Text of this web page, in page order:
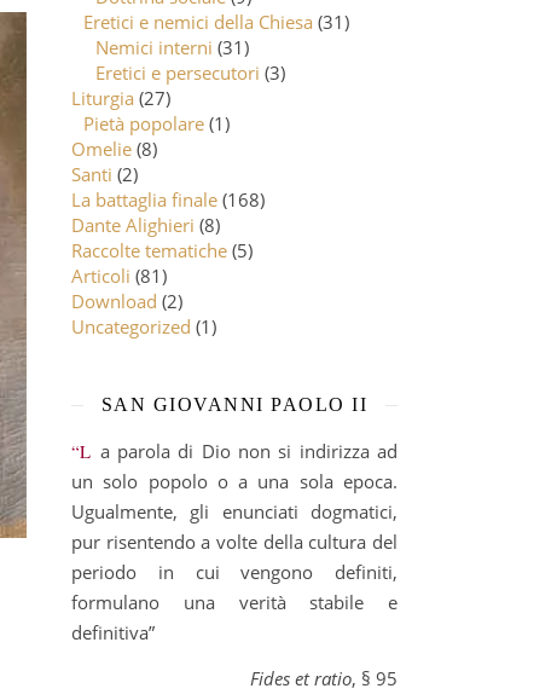
Eretici e nemici della Chiesa (31)
Nemici interni (31)
Eretici e persecutori (3)
Liturgia (27)
Pietà popolare (1)
Omelie (8)
Santi (2)
La battaglia finale (168)
Dante Alighieri (8)
Raccolte tematiche (5)
Articoli (81)
Download (2)
Uncategorized (1)
SAN GIOVANNI PAOLO II
“La parola di Dio non si indirizza ad
un solo popolo o a una sola epoca.
Ugualmente, gli enunciati dogmatici,
pur risentendo a volte della cultura del
periodo in cui vengono definiti,
formulano una verità stabile e
definitiva”
Fides et ratio, § 95